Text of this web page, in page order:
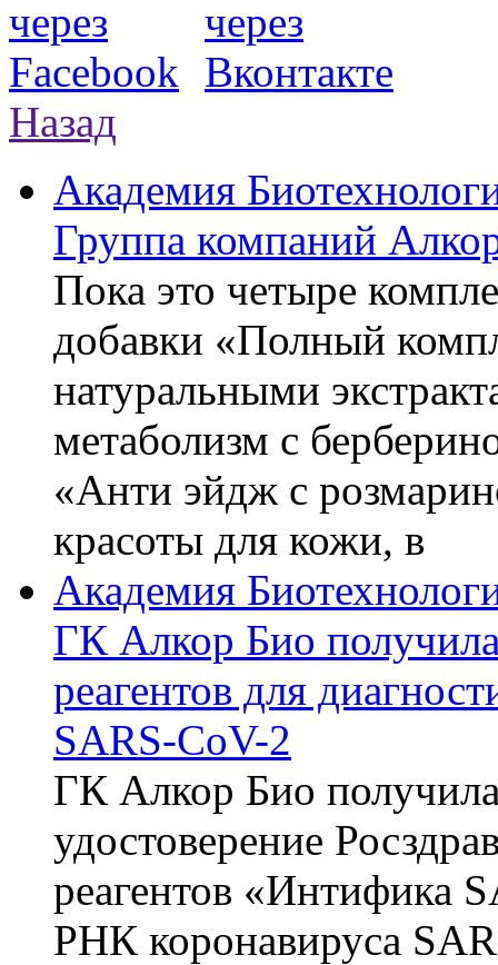
Назад
Академия
Группа компаний
Пока это четыре
добавки «Полный
натуральными
метаболизм с
«Анти эйдж с
красоты для кожи, в
Академия
ГК Алкор Био
реагентов для
SARS-CoV-2
ГК Алкор Био
удостоверение
реагентов «Интифика
РНК коронавируса